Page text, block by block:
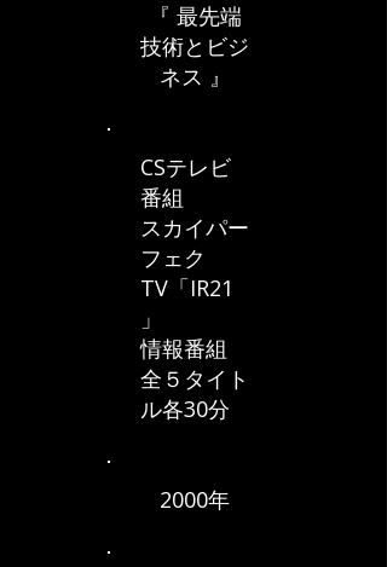
『 最先端
技術とビジ
ネス 』
CSテレビ
番組
スカイパー
フェク
TV「IR21
」
情報番組
全５タイト
ル各30分
2000年